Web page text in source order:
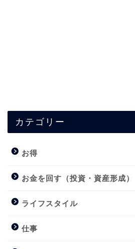
カテゴリー
お得
お金を回す（投資・資産形成）
ライフスタイル
仕事